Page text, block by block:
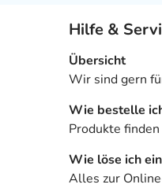
Hilfe &
Übersicht
Wir sind gern
Wie bestelle
Produkte
Wie löse ich
Alles zur